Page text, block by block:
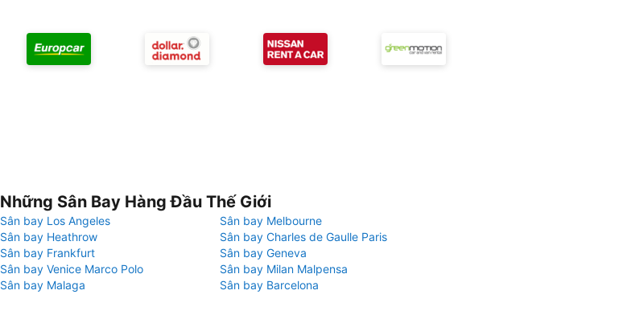
Những Sân Bay Hàng Đầu Thế Giới
Sân bay Los Angeles
Sân bay Melbourne
Sân bay Heathrow
Sân bay Charles de Gaulle Paris
Sân bay Frankfurt
Sân bay Geneva
Sân bay Venice Marco Polo
Sân bay Milan Malpensa
Sân bay Malaga
Sân bay Barcelona